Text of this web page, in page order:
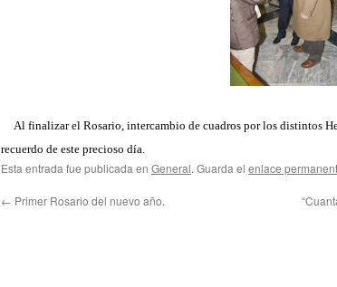
Al finalizar el Rosario, intercambio de cuadros por los distintos
recuerdo de este precioso día.
Esta entrada fue publicada en General. Guarda el enlace
← Primer Rosario del nuevo año.